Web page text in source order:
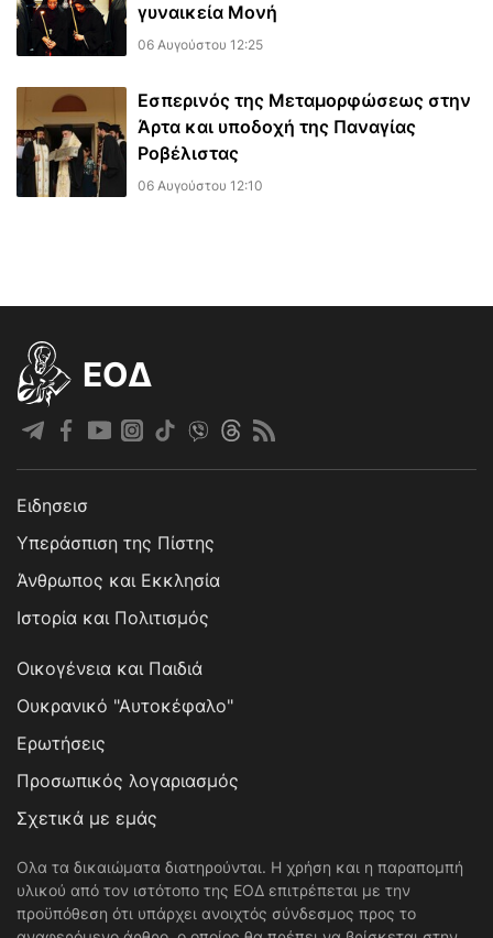
γυναικεία Μονή
06 Αυγούστου 12:25
Εσπερινός της Μεταμορφώσεως στην
Άρτα και υποδοχή της Παναγίας
Ροβέλιστας
06 Αυγούστου 12:10
EOΔ
Ειδησεισ
Υπεράσπιση της Πίστης
Άνθρωπος και Εκκλησία
Ιστορία και Πολιτισμός
Οικογένεια και Παιδιά
Ουκρανικό "Αυτοκέφαλο"
Ερωτήσεις
Προσωπικός λογαριασμός
Σχετικά με εμάς
Ολα τα δικαιώματα διατηρούνται. Η χρήση και η παραπομπή
υλικού από τον ιστότοπο της ΕΟΔ επιτρέπεται με την
προϋπόθεση ότι υπάρχει ανοιχτός σύνδεσμος προς το